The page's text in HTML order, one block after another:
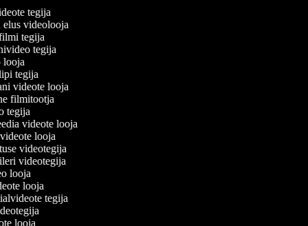
tegija
elus videolooja
tegija
tegija
looja
tegija
videote looja
filmitootja
tegija
videote looja
looja
videotegija
videotegija
looja
looja
tegija
looja